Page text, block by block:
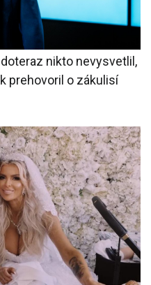
nikto nevysvetlil,
prehovoril o zákulisí